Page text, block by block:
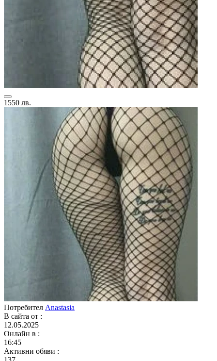
1550 лв.
Потребител Anastasia
В сайта от :
12.05.2025
Онлайн в :
16:45
Активни обяви :